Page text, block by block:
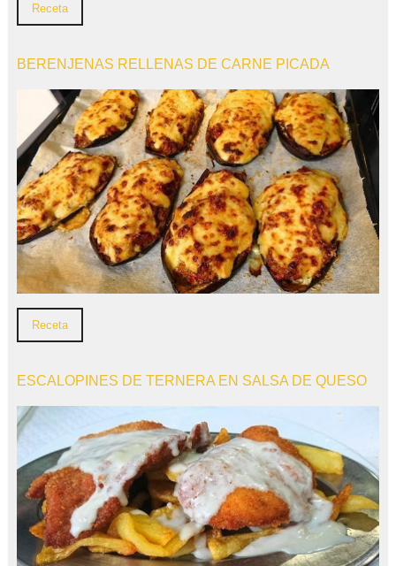
Receta
BERENJENAS RELLENAS DE CARNE PICADA
Receta
ESCALOPINES DE TERNERA EN SALSA DE QUESO